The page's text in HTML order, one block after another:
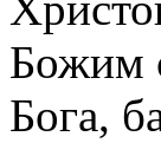
Божим
Бога,